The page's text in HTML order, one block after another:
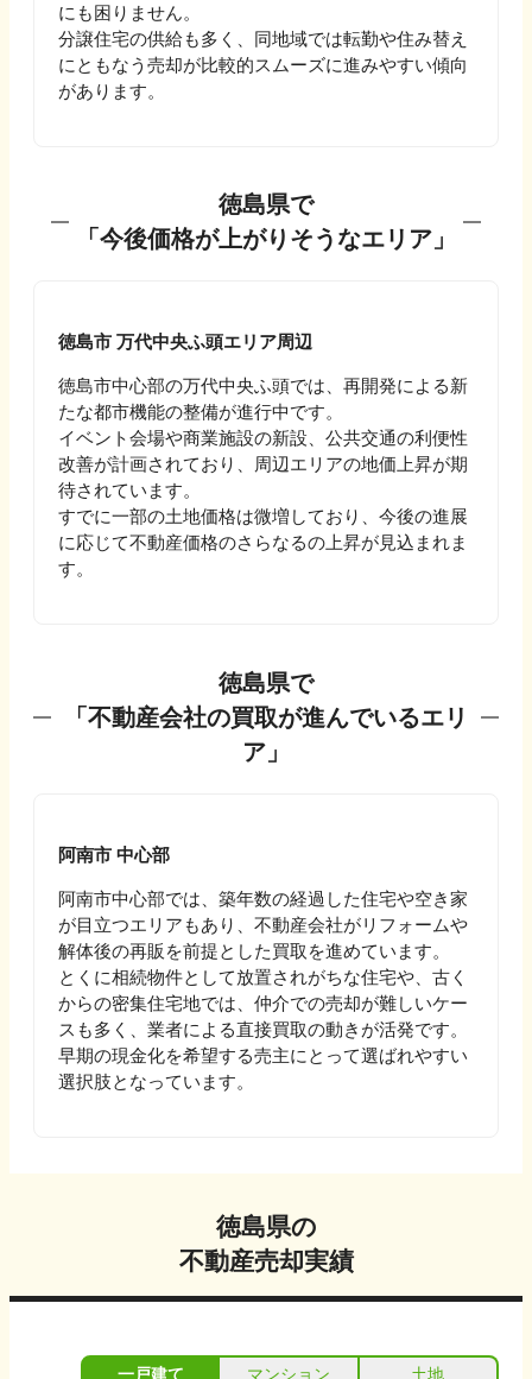
にも困りません。
分譲住宅の供給も多く、同地域では転勤や住み替え
にともなう売却が比較的スムーズに進みやすい傾向
があります。
徳島県で
「今後価格が上がりそうなエリア」
徳島市 万代中央ふ頭エリア周辺
徳島市中心部の万代中央ふ頭では、再開発による新
たな都市機能の整備が進行中です。
イベント会場や商業施設の新設、公共交通の利便性
改善が計画されており、周辺エリアの地価上昇が期
待されています。
すでに一部の土地価格は微増しており、今後の進展
に応じて不動産価格のさらなるの上昇が見込まれま
す。
徳島県で
「不動産会社の買取が進んでいるエリ
ア」
阿南市 中心部
阿南市中心部では、築年数の経過した住宅や空き家
が目立つエリアもあり、不動産会社がリフォームや
解体後の再販を前提とした買取を進めています。
とくに相続物件として放置されがちな住宅や、古く
からの密集住宅地では、仲介での売却が難しいケー
スも多く、業者による直接買取の動きが活発です。
早期の現金化を希望する売主にとって選ばれやすい
選択肢となっています。
徳島県の
不動産売却実績
一戸建て マンション 土地